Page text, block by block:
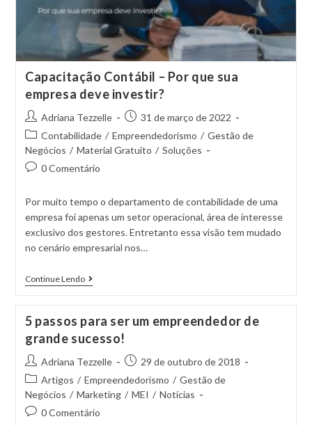
Capacitação Contábil – Por que sua
empresa deve investir?
Adriana Tezzelle
31 de março de 2022
Contabilidade / Empreendedorismo / Gestão de
Negócios / Material Gratuito / Soluções
0 Comentário
Por muito tempo o departamento de contabilidade de uma
empresa foi apenas um setor operacional, área de interesse
exclusivo dos gestores. Entretanto essa visão tem mudado
no cenário empresarial nos…
Continue Lendo
5 passos para ser um empreendedor de
grande sucesso!
Adriana Tezzelle
29 de outubro de 2018
Artigos / Empreendedorismo / Gestão de
Negócios / Marketing / MEI / Notícias
0 Comentário